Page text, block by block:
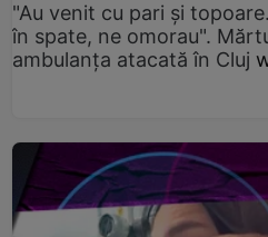
"Au venit cu pari și
în spate, ne omorau".
ambulanţa atacată în Cluj